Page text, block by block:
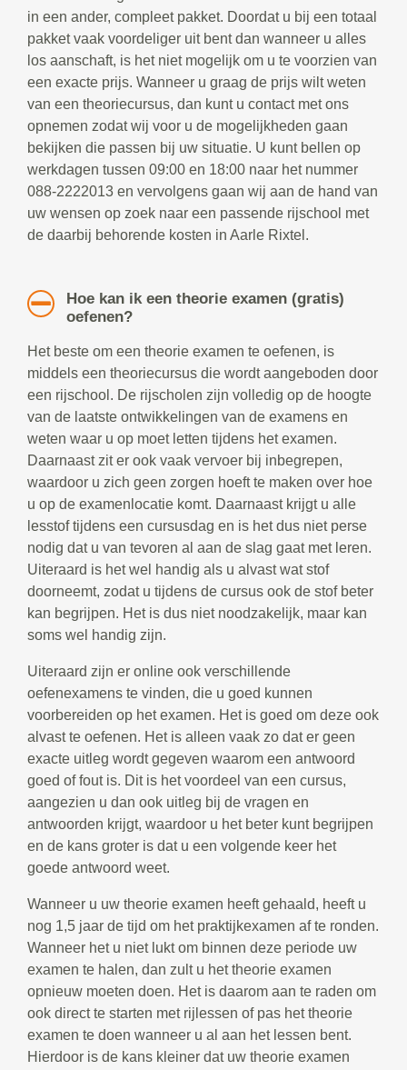
in een ander, compleet pakket. Doordat u bij een totaal
pakket vaak voordeliger uit bent dan wanneer u alles
los aanschaft, is het niet mogelijk om u te voorzien van
een exacte prijs. Wanneer u graag de prijs wilt weten
van een theoriecursus, dan kunt u contact met ons
opnemen zodat wij voor u de mogelijkheden gaan
bekijken die passen bij uw situatie. U kunt bellen op
werkdagen tussen 09:00 en 18:00 naar het nummer
088-2222013 en vervolgens gaan wij aan de hand van
uw wensen op zoek naar een passende rijschool met
de daarbij behorende kosten in Aarle Rixtel.
Hoe kan ik een theorie examen (gratis)
oefenen?
Het beste om een theorie examen te oefenen, is
middels een theoriecursus die wordt aangeboden door
een rijschool. De rijscholen zijn volledig op de hoogte
van de laatste ontwikkelingen van de examens en
weten waar u op moet letten tijdens het examen.
Daarnaast zit er ook vaak vervoer bij inbegrepen,
waardoor u zich geen zorgen hoeft te maken over hoe
u op de examenlocatie komt. Daarnaast krijgt u alle
lesstof tijdens een cursusdag en is het dus niet perse
nodig dat u van tevoren al aan de slag gaat met leren.
Uiteraard is het wel handig als u alvast wat stof
doorneemt, zodat u tijdens de cursus ook de stof beter
kan begrijpen. Het is dus niet noodzakelijk, maar kan
soms wel handig zijn.
Uiteraard zijn er online ook verschillende
oefenexamens te vinden, die u goed kunnen
voorbereiden op het examen. Het is goed om deze ook
alvast te oefenen. Het is alleen vaak zo dat er geen
exacte uitleg wordt gegeven waarom een antwoord
goed of fout is. Dit is het voordeel van een cursus,
aangezien u dan ook uitleg bij de vragen en
antwoorden krijgt, waardoor u het beter kunt begrijpen
en de kans groter is dat u een volgende keer het
goede antwoord weet.
Wanneer u uw theorie examen heeft gehaald, heeft u
nog 1,5 jaar de tijd om het praktijkexamen af te ronden.
Wanneer het u niet lukt om binnen deze periode uw
examen te halen, dan zult u het theorie examen
opnieuw moeten doen. Het is daarom aan te raden om
ook direct te starten met rijlessen of pas het theorie
examen te doen wanneer u al aan het lessen bent.
Hierdoor is de kans kleiner dat uw theorie examen